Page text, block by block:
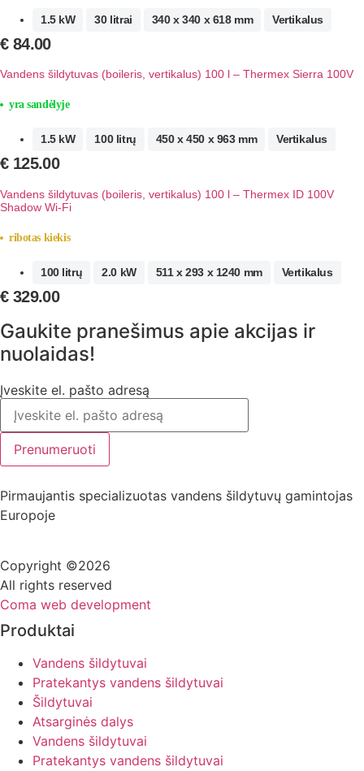
1.5 kW 30 litrai 340 x 340 x 618 mm Vertikalus
€84.00
Vandens šildytuvas (boileris, vertikalus) 100 l – Thermex Sierra 100V
yra sandėlyje
1.5 kW 100 litrų 450 x 450 x 963 mm Vertikalus
€125.00
Vandens šildytuvas (boileris, vertikalus) 100 l – Thermex ID 100V
Shadow Wi-Fi
ribotas kiekis
100 litrų 2.0 kW 511 x 293 x 1240 mm Vertikalus
€329.00
Gaukite pranešimus apie akcijas ir
nuolaidas!
Įveskite el. pašto adresą
Prenumeruoti
Pirmaujantis specializuotas vandens šildytuvų gamintojas
Europoje
Copyright ©2026
All rights reserved
Coma web development
Produktai
Vandens šildytuvai
Pratekantys vandens šildytuvai
Šildytuvai
Atsarginės dalys
Vandens šildytuvai
Pratekantys vandens šildytuvai